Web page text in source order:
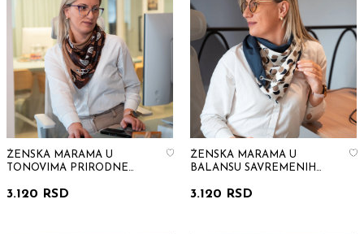
ŽENSKA MARAMA U
TONOVIMA PRIRODNE
3.120 RSD
ŽENSKA MARAMA U
BALANSU SAVREMENIH
3.120 RSD